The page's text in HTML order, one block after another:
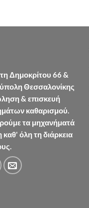
Δημοκρίτου 66 &
Θεσσαλονίκης
& επισκευή
καθαρισμού.
τα μηχανήματά
όλη τη διάρκεια